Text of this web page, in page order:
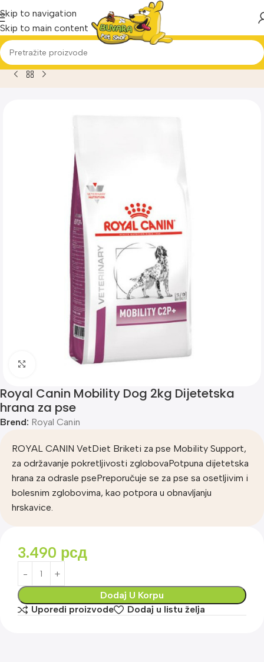
Skip to navigation
Skip to main content
Home Proizvod Royal Canin Mobility Dog 2kg Dijetetska
Klik za uvećanje
Royal Canin Mobility Dog 2kg Dijetetska
hrana za pse
Brend: Royal Canin
ROYAL CANIN VetDiet Briketi za pse Mobility Support,
za održavanje pokretljivosti zglobovaPotpuna dijetetska
hrana za odrasle psePreporučuje se za pse sa osetljivim i
bolesnim zglobovima, kao potpora u obnavljanju
hrskavice.
3.490 рсд
Dodaj U Korpu
Uporedi proizvode
Dodaj u listu želja